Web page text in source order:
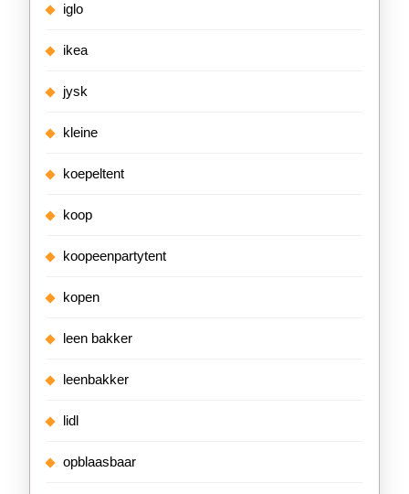
iglo
ikea
jysk
kleine
koepeltent
koop
koopeenpartytent
kopen
leen bakker
leenbakker
lidl
opblaasbaar